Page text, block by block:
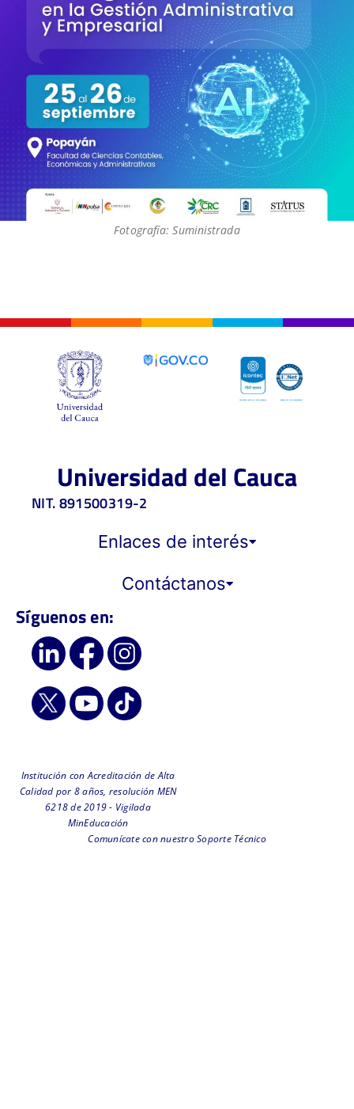
Fotografía: Suministrada
Universidad del Cauca
NIT. 891500319-2
Enlaces de interés
Contáctanos
Síguenos en:
Institución con Acreditación de Alta
Calidad por 8 años, resolución MEN
6218 de 2019 - Vigilada
MinEducación
Comunícate con nuestro Soporte Técnico